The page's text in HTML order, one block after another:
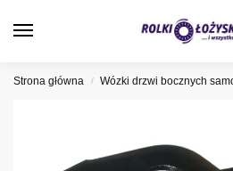
Strona główna / Wózki drzwi bocznych